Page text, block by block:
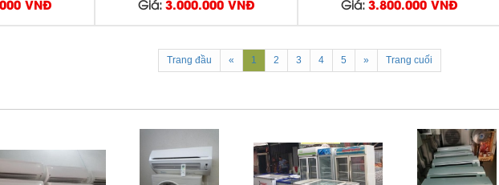
VNĐ Giá: 3.000.000 VNĐ Giá: 3.800.000 VNĐ
Trang đầu « 1 2 3 4 5 » Trang cuối